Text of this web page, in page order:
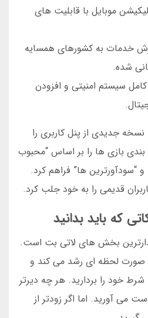
اپلیکیشن موبایل با قابلیت های
گسترش خدمات به کشورهای همسایه
شده.
کامل سیستم امنیتی و افزودن
لاتی بت نسخه جدیدی از پنل کاربری را
بازی ها را بر اساس “محبوب
“سودآورترین ها” فراهم کرد.
قدیمی را به خود جلب کرد.
که باید بدانید
بخش های لاتی بت است.
صورت لحظه ای رشد می کند و
شرط خود را بردارید. هر چه دیرتر
می آورید. اما اگر زودتر از